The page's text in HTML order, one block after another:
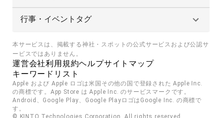
行事・イベントタグ
本サービスは、掲載する神社・スポットの公式サービスおよび公認サ
ービスではありません。
運営会社利用規約ヘルプサイトマップ
キーワードリスト
Apple および Apple ロゴは米国その他の国で登録された Apple Inc.
の商標です。App Store は Apple Inc. のサービスマークです。
Android、Google Play、Google PlayロゴはGoogle Inc. の商標で
す。
© KINTO Technologies Corporation. All rights reserved.